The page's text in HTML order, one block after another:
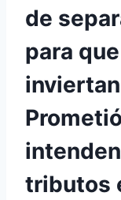
de
para
tributos